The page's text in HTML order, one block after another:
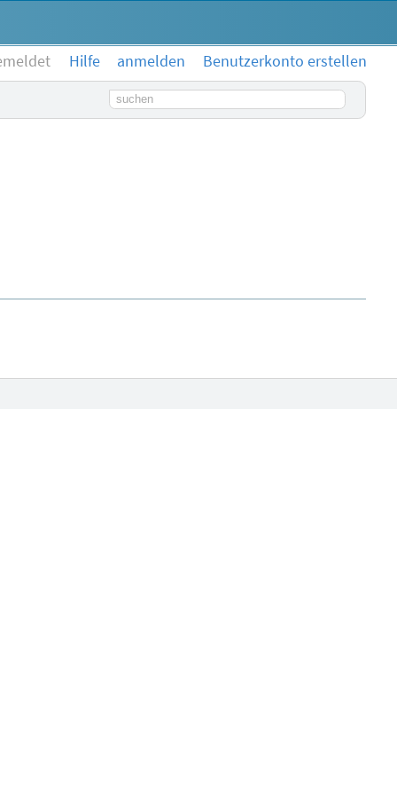
Hilfe anmelden
Benutzerkonto erstellen
Suchbegriff